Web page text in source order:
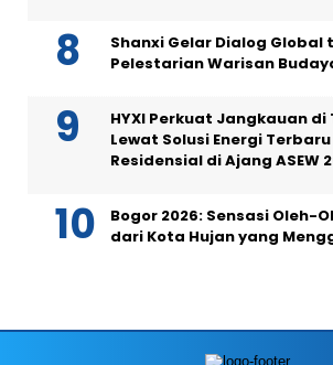
Shanxi Gelar Dialog Global
Pelestarian Warisan
HYXI Perkuat Jangkauan di
Lewat Solusi Energi
Residensial di Ajang ASEW
Bogor 2026: Sensasi Oleh-
dari Kota Hujan yang